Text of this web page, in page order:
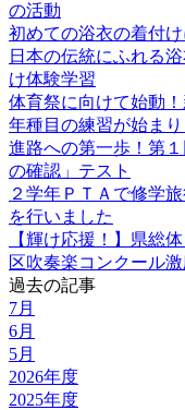
の活動
初めての浴衣の着付け
日本の伝統にふれる
け体験学習
体育祭に向けて始動
年種目の練習が始ま
進路への第一歩！第
の確認」テスト
２学年ＰＴＡで修学
を行いました
【輝け応援！】県総
区吹奏楽コンクール
過去の記事
7月
6月
5月
2026年度
2025年度